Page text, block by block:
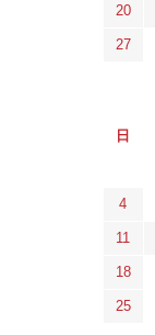
20
27
日
4
11
18
25